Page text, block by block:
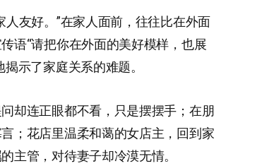
友好。”在家人面前，往往比在外面
语“请把你在外面的美好模样，也展
示了家庭关系的难题。
却连正眼都不看，只是摆摆手；在朋
；花店里温柔和蔼的女店主，回到家
主管，对待妻子却冷漠无情。